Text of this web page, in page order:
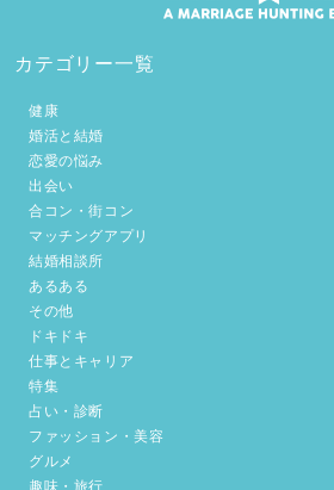
カテゴリー一覧
健康
婚活と結婚
恋愛の悩み
出会い
合コン・街コン
マッチングアプリ
結婚相談所
あるある
その他
ドキドキ
仕事とキャリア
特集
占い・診断
ファッション・美容
グルメ
趣味・旅行